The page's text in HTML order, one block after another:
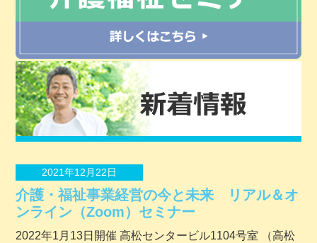
2021年12月22日
介護・福祉事業経営の今と未来 リアル＆オ
ンライン（Zoom）セミナー
2022年1月13日開催 ⾼松センタービル1104号室 （⾼松